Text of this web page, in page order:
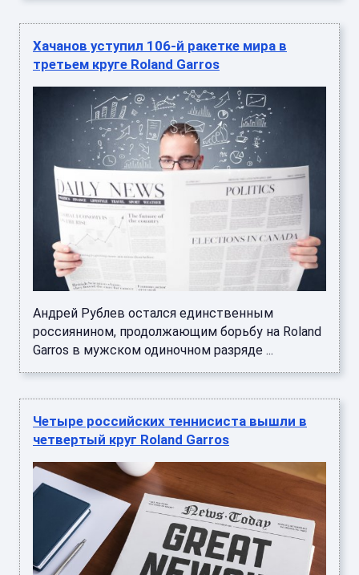
Хачанов уступил 106-й ракетке мира в
третьем круге Roland Garros
Андрей Рублев остался единственным
россиянином, продолжающим борьбу на Roland
Garros в мужском одиночном разряде ...
Четыре российских теннисиста вышли в
четвертый круг Roland Garros